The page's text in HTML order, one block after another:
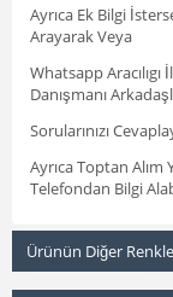
Ayrıca Ek Bilgi
Arayarak Veya
Whatsapp
Danışmanı
Sorularınızı
Ayrıca Toptan Alım
Telefondan Bilgi
Ürünün Diğer